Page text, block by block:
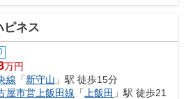
ピネス
万円
線 「新守山 」駅 徒歩15分
屋市営上飯田線 「 上飯田 」駅 徒歩21